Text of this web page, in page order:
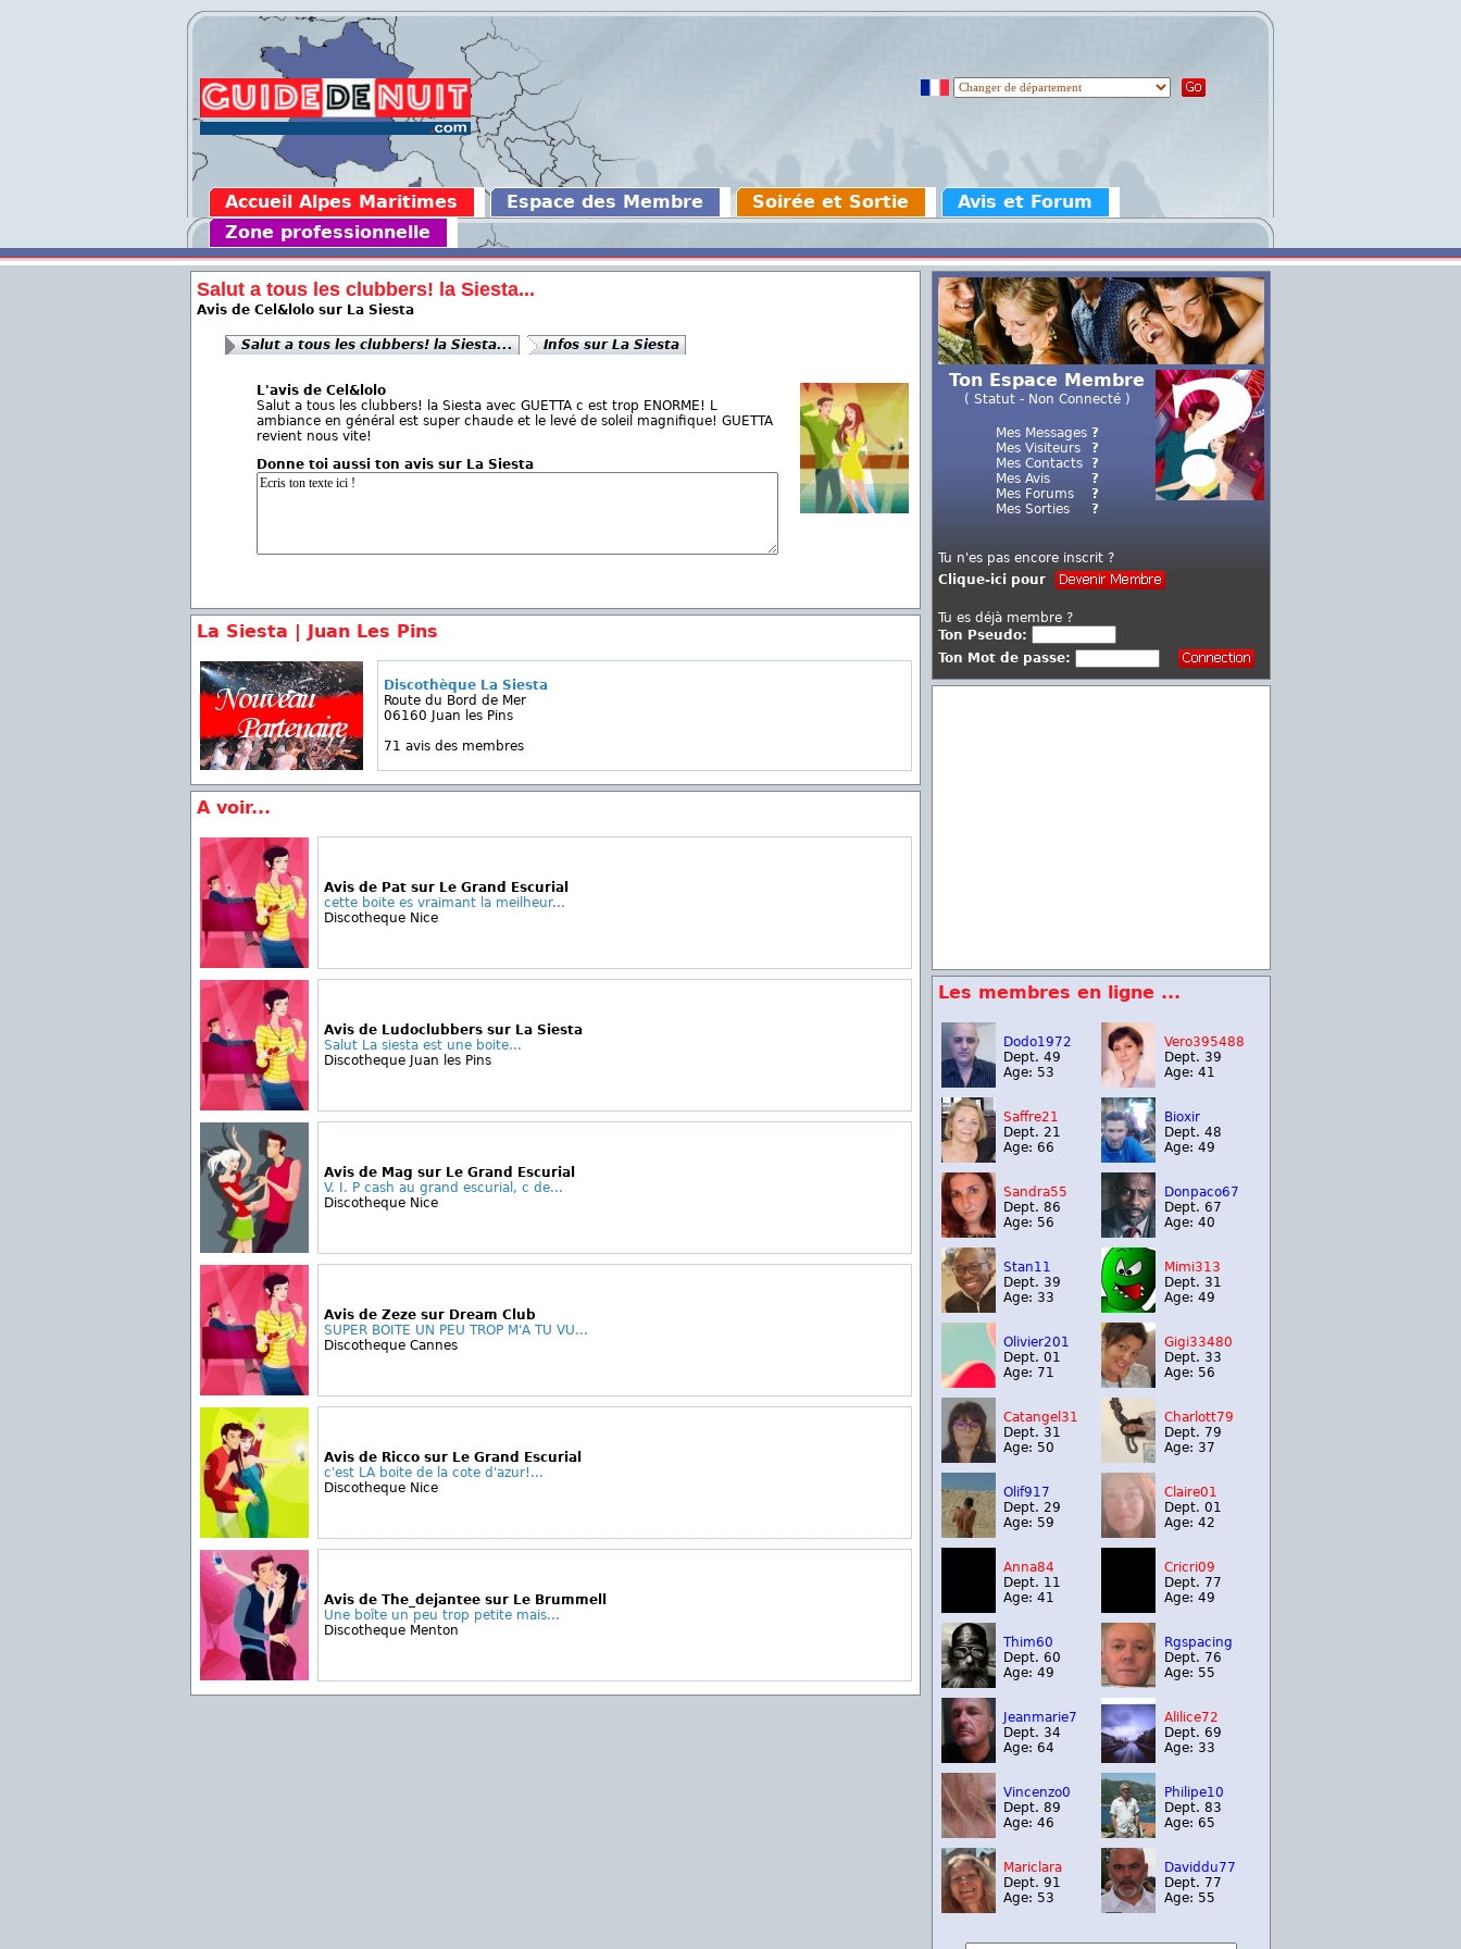
Accueil Alpes Maritimes Espace des Membre Soirée et Sortie
Avis et Forum
Zone professionnelle
Salut a tous les clubbers! la Siesta...
Avis de Cel&lolo sur La Siesta
Salut a tous les clubbers! la Siesta... Infos sur La Siesta
L'avis de Cel&lolo
Salut a tous les clubbers! la Siesta avec GUETTA c est trop ENORME! L
ambiance en général est super chaude et le levé de soleil magnifique! GUETTA
revient nous vite!
Donne toi aussi ton avis sur La Siesta
La Siesta | Juan Les Pins
Discothèque La Siesta
Route du Bord de Mer
06160 Juan les Pins
71 avis des membres
A voir...
Avis de Pat sur Le Grand Escurial
cette boite es vraimant la meilheur...
Discotheque Nice
Avis de Ludoclubbers sur La Siesta
Salut La siesta est une boite...
Discotheque Juan les Pins
Avis de Mag sur Le Grand Escurial
V. I. P cash au grand escurial, c de...
Discotheque Nice
Avis de Zeze sur Dream Club
SUPER BOITE UN PEU TROP M'A TU VU...
Discotheque Cannes
Avis de Ricco sur Le Grand Escurial
c'est LA boite de la cote d'azur!...
Discotheque Nice
Avis de The_dejantee sur Le Brummell
Une boîte un peu trop petite mais...
Discotheque Menton
Ton Espace Membre
( Statut - Non Connecté )
Mes Messages
Mes Visiteurs
Mes Contacts
Mes Avis
Mes Forums
Mes Sorties
?
?
?
?
?
?
Tu n'es pas encore inscrit ?
Clique-ici pour
Tu es déjà membre ?
Ton Pseudo:
Ton Mot de passe:
Les membres en ligne ...
Dodo1972
Dept. 49
Age: 53
Vero395488
Dept. 39
Age: 41
Saffre21
Dept. 21
Age: 66
Bioxir
Dept. 48
Age: 49
Sandra55
Dept. 86
Age: 56
Donpaco67
Dept. 67
Age: 40
Stan11
Dept. 39
Age: 33
Mimi313
Dept. 31
Age: 49
Olivier201
Dept. 01
Age: 71
Gigi33480
Dept. 33
Age: 56
Catangel31
Dept. 31
Age: 50
Charlott79
Dept. 79
Age: 37
Olif917
Dept. 29
Age: 59
Claire01
Dept. 01
Age: 42
Anna84
Dept. 11
Age: 41
Cricri09
Dept. 77
Age: 49
Thim60
Dept. 60
Age: 49
Rgspacing
Dept. 76
Age: 55
Jeanmarie7
Dept. 34
Age: 64
Alilice72
Dept. 69
Age: 33
Vincenzo0
Dept. 89
Age: 46
Philipe10
Dept. 83
Age: 65
Mariclara
Dept. 91
Age: 53
Daviddu77
Dept. 77
Age: 55